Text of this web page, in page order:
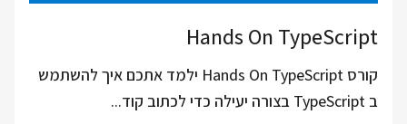
Hands On TypeScript
קורס Hands On TypeScript ילמד אתכם איך להשתמש
ב TypeScript בצורה יעילה כדי לכתוב קוד...